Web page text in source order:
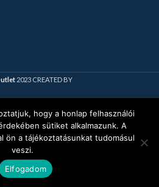
2023 CREATED BY
hogy a honlap felhasználói
sütiket alkalmazunk. A
ön a tájékoztatásunkat tudomásul
veszi.
Elfogadom